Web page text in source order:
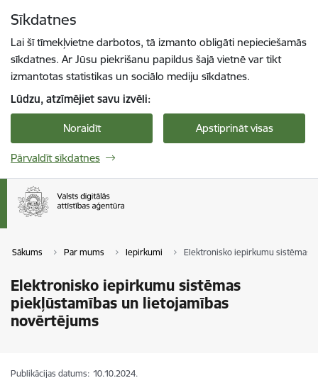
Sīkdatnes
Lai šī tīmekļvietne darbotos, tā izmanto obligāti nepieciešamās
sīkdatnes. Ar Jūsu piekrišanu papildus šajā vietnē var tikt
izmantotas statistikas un sociālo mediju sīkdatnes.
Lūdzu, atzīmējiet savu izvēli:
Noraidīt Apstiprināt visas
Pārvaldīt sīkdatnes
Sākums Par mums Iepirkumi Elektronisko iepirkumu sistēmas
Elektronisko iepirkumu sistēmas
piekļūstamības un lietojamības
novērtējums
Publikācijas datums: 10.10.2024.